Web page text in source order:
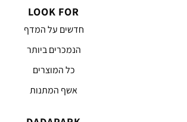
LOOK FOR
חדשים על המדף
הנמכרים ביותר
כל המוצרים
אשף המתנות